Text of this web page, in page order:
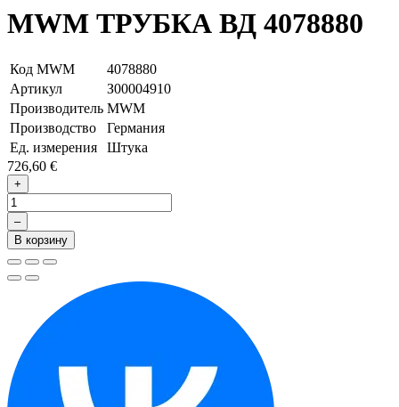
MWM ТРУБКА ВД 4078880
Код MWM
4078880
Артикул
З00004910
Производитель MWM
Производство
Германия
Ед. измерения
Штука
726,60 €
+
–
В корзину